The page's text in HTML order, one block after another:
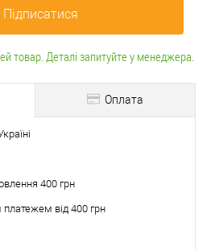
Підписатися
товар. Деталі запитуйте у менеджера.
Оплата
400 грн
від 400 грн